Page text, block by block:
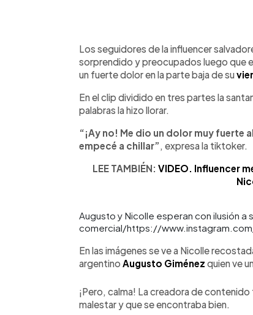
► Escuchar artículo
Los seguidores de la influencer
sorprendido y preocupados luego que
un fuerte dolor en la parte baja de su
En el clip dividido en tres partes la
palabras la hizo llorar.
“¡Ay no! Me dio un dolor muy fuerte
empecé a chillar”, expresa la tiktoker.
LEE TAMBIÉN: VIDEO. Influencer
Augusto y Nicolle esperan con ilusión
comercial/https://
En las imágenes se ve a Nicolle
argentino Augusto Giménez quien ve
¡Pero, calma! La creadora de
malestar y que se encontraba bien.